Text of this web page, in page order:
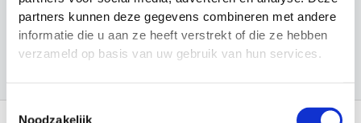
partners kunnen deze gegevens combineren met andere
informatie die u aan ze heeft verstrekt of die ze hebben
verzameld op basis van uw gebruik van hun services.
Toestemmingsselectie
Noodzakelijk
Trainingsmateriaal